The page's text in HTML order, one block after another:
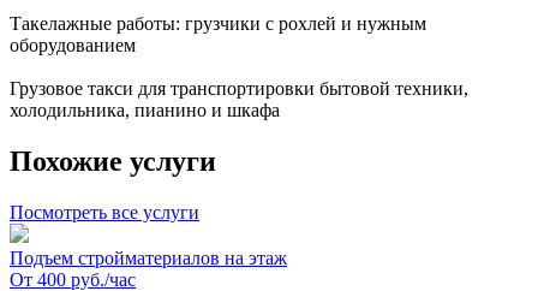
Такелажные работы: грузчики с рохлей и нужным
оборудованием
Грузовое такси для транспортировки бытовой техники,
холодильника, пианино и шкафа
Похожие услуги
Посмотреть все услуги
Подъем стройматериалов на этаж
От 400 руб./час